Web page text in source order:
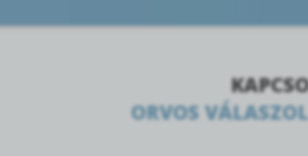
ORVOS